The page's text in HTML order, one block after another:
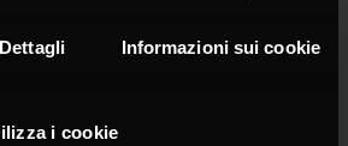
Dettagli Informazioni sui cookie
i cookie